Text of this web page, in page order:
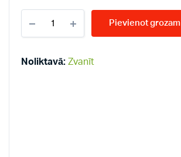
KV33-
900*1600
quantity
Pievienot grozam
Noliktavā: Zvanīt